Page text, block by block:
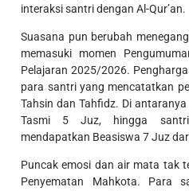
interaksi santri dengan Al-Qur’an.
Suasana pun berubah
memasuki momen
Pelajaran 2025/2026.
para santri yang mencatatkan
Tahsin dan Tahfidz. Di
Tasmi 5 Juz, hingga
mendapatkan Beasiswa 7 Juz
Puncak emosi dan air mata tak
Penyematan Mahkota. Para